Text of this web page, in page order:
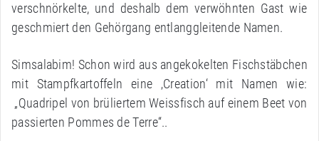
verschnörkelte, und deshalb dem verwöhnten Gast wie
geschmiert den Gehörgang entlanggleitende Namen.
Simsalabim! Schon wird aus angekokelten Fischstäbchen
mit Stampfkartoffeln eine ‚Creation‘ mit Namen wie:
„Quadripel von brüliertem Weissfisch auf einem Beet von
passierten Pommes de Terre“..